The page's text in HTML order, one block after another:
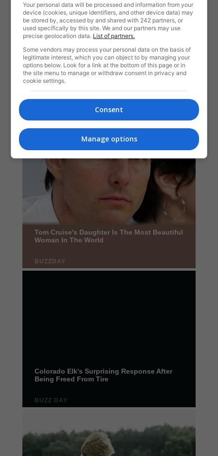
Your personal data will be processed and information from your
device (cookies, unique identifiers, and other device data) may
be stored by, accessed by and shared with 242 partners, or
used specifically by this site. We and our partners may use
precise geolocation data. List of partners.
Some vendors may process your personal data on the basis of
legitimate interest, which you can object to by managing your
options below. Look for a link at the bottom of this page or in
the site menu to manage or withdraw consent in privacy and
cookie settings.
Consent
Manage options